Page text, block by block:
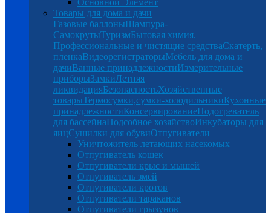
Основной Элемент
Товары для дома и дачи
Газовые баллоныШампура-
СамокрутыТуризмБытовая химия.
Профессиональные и чистящие средстваСкатерть,
пленкаВидеорегистраторыМебель для дома и
дачиВанные принадлежностиИзмерительные
приборыЗамкиЛетняя
ликвидацияБезопасностьХозяйственные
товарыТермосумки,сумки-холодильникиКухонные
принадлежностиКонсервированиеПодогреватель
для бассейнаПодсобное хозяйствоИнкубаторы для
яицСушилки для обувиОтпугиватели
Уничтожитель летающих насекомых
Отпугиватель кошек
Отпугиватели крыс и мышей
Отпугиватель змей
Отпугиватели кротов
Отпугиватели тараканов
Отпугиватели грызунов